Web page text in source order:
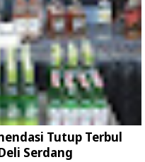
Tutup Terbul
Serdang